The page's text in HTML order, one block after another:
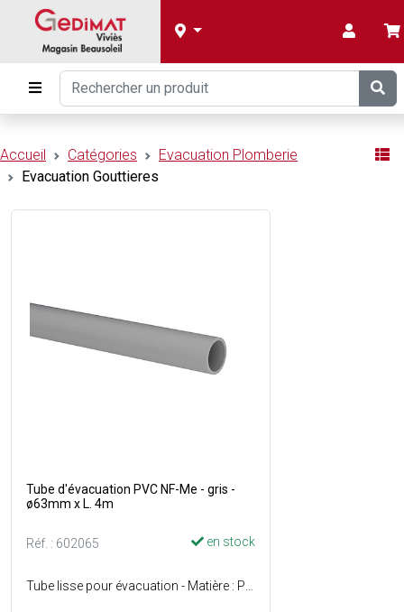
Accueil Catégories
Evacuation Plomberie
Evacuation Gouttieres
Tube d'évacuation PVC NF-Me - gris -
ø63mm x L. 4m
Réf. : 602065 en stock